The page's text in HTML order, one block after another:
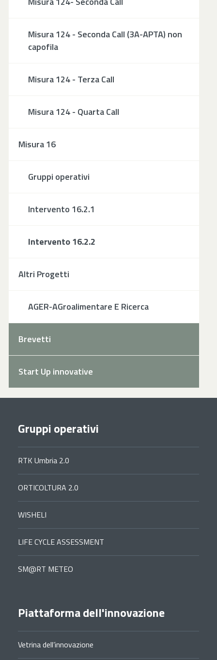
Misura 124 - Seconda Call (3A-APTA) non
capofila
Misura 124 - Terza Call
Misura 124 - Quarta Call
Misura 16
Gruppi operativi
Intervento 16.2.1
Intervento 16.2.2
Altri Progetti
AGER-AGroalimentare E Ricerca
Brevetti
Start Up innovative
Gruppi operativi
RTK Umbria 2.0
ORTICOLTURA 2.0
WISHELI
LIFE CYCLE ASSESSMENT
SM@RT METEO
Piattaforma dell'innovazione
Vetrina dell’innovazione